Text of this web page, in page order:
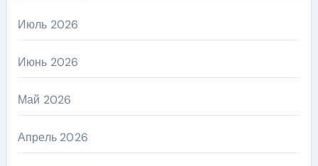
Июль 2026
Июнь 2026
Май 2026
Апрель 2026